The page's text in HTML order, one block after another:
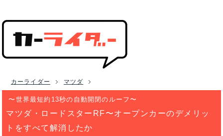
カーライダー マツダ
〜世界最短約13秒の自動開閉のルーフ〜
マツダ・ロードスターRF〜オープンカーのデメリッ
トをすべて解消したか